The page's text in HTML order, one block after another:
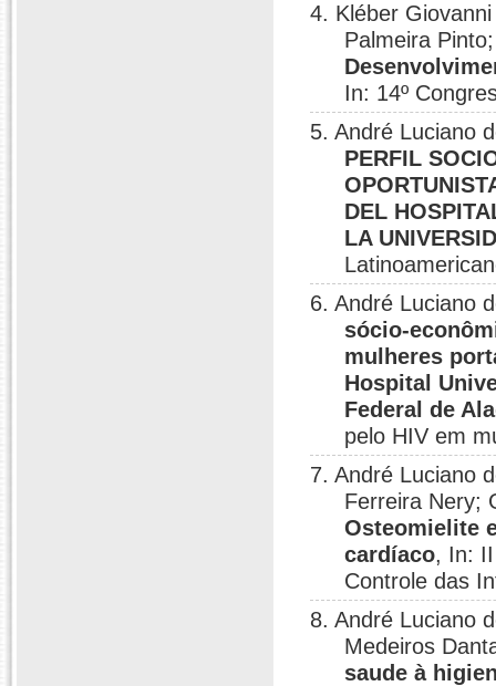
4. Kléber
Palmeira
In: 14º
5. André Luciano
PERFIL
DEL
LA
6. André Luciano
sócio-
mulheres
Hospital
Federal de
pelo HIV em
7. André Luciano
Ferreira Nery;
Osteomielite
cardíaco, In:
Controle das
8. André Luciano
Medeiros
saude à